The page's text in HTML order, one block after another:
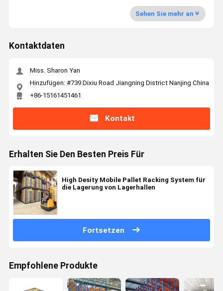
Sehen Sie mehr an
Kontaktdaten
Miss. Sharon Yan
Hinzufügen: #739 Dixiu Road Jiangning District Nanjing China
+86-15161451461
Kontakt
Erhalten Sie Den Besten Preis Für
High Desity Mobile Pallet Racking System für
die Lagerung von Lagerhallen
Fortsetzen
Empfohlene Produkte